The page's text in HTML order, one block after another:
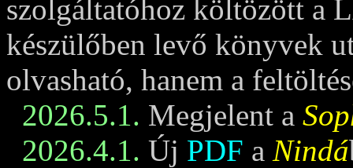
szolgáltatóhoz költözött a
készülőben levő könyvek
olvasható, hanem a
2026.5.1. Megjelent a
2026.4.1. Új PDF a Nindá